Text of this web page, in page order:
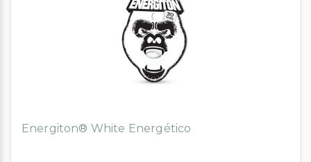
Energiton® White Energético